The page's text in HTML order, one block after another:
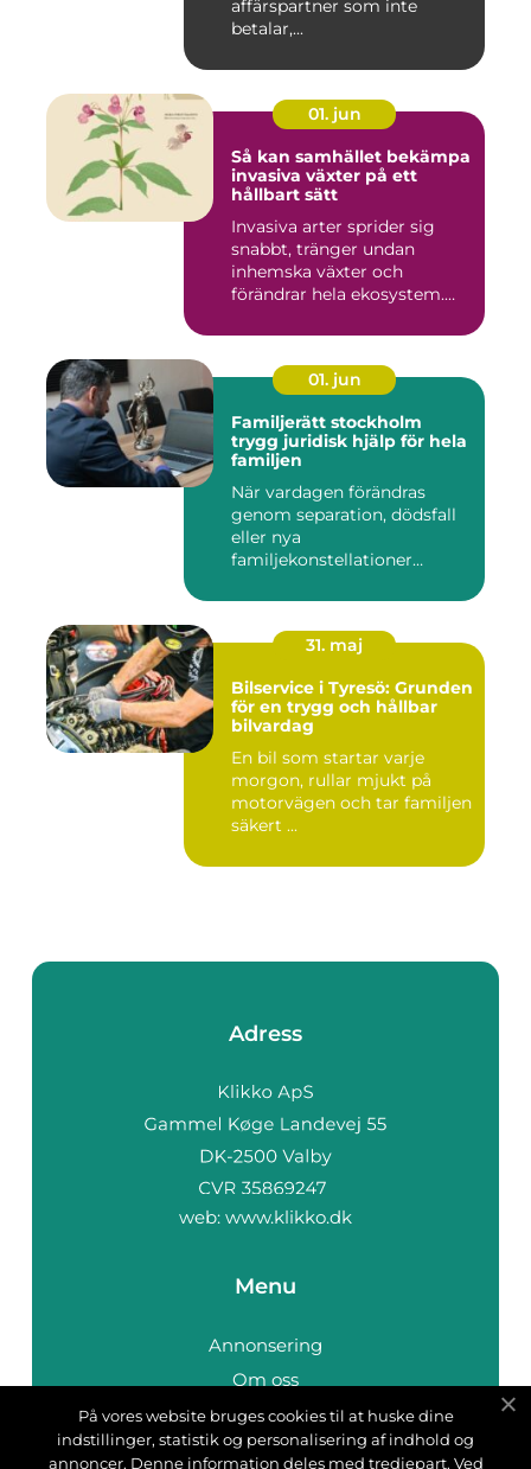
affärspartner som inte
betalar,...
01. jun
Så kan samhället bekämpa
invasiva växter på ett
hållbart sätt
Invasiva arter sprider sig
snabbt, tränger undan
inhemska växter och
förändrar hela ekosystem.
01. jun
Familjerätt stockholm
trygg juridisk hjälp för hela
familjen
När vardagen förändras
genom separation, dödsfall
eller nya
familjekonstellationer
31. maj
Bilservice i Tyresö: Grunden
för en trygg och hållbar
bilvardag
En bil som startar varje
morgon, rullar mjukt på
motorvägen och tar familjen
säkert ...
Adress
web: www.klikko.dk
Menu
Annonsering
Om oss
Cookies
Kontakta oss
På vores website bruges cookies til at huske dine
indstillinger, statistik og personalisering af indhold og
annoncer. Denne information deles med tredjepart. Ved